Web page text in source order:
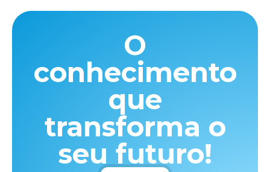
O
conhecimento
que
transforma o
seu futuro!